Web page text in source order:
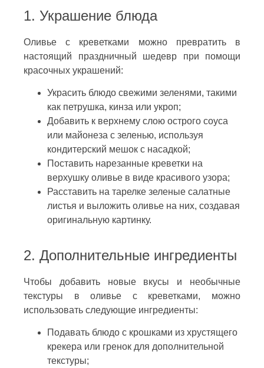
1. Украшение блюда
Оливье с креветками можно превратить в
настоящий праздничный шедевр при помощи
красочных украшений:
Украсить блюдо свежими зеленями, такими
как петрушка, кинза или укроп;
Добавить к верхнему слою острого соуса
или майонеза с зеленью, используя
кондитерский мешок с насадкой;
Поставить нарезанные креветки на
верхушку оливье в виде красивого узора;
Расставить на тарелке зеленые салатные
листья и выложить оливье на них, создавая
оригинальную картинку.
2. Дополнительные ингредиенты
Чтобы добавить новые вкусы и необычные
текстуры в оливье с креветками, можно
использовать следующие ингредиенты:
Подавать блюдо с крошками из хрустящего
крекера или гренок для дополнительной
текстуры;